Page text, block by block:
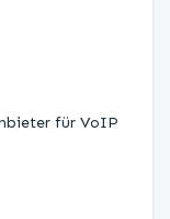
für VoIP